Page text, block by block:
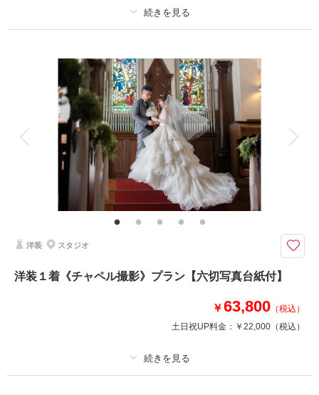
新婦衣装1着 新郎衣装1着
着付け ヘアメイク 小物一式
アルバム 1 P データ 1 カット 台紙付写真
衣装追加 会食 挙式
家族と撮影 家族用衣装レンタル ペットと撮影
その他含むもの
家族写真・出張撮影、チャペル撮影も承っております。ご相談ください。
（要別途料金）
タイパ重視で撮影をしたい方向け、衣装決め・撮影・写真セレクトが一日で
完結、事前準備ゼロでOK
事前来店無しで衣装合わせも当日対応OK。
好きなドレスとタキシードをお選びいただけます。
ご希望に合わせてスタジオ撮影、ガーデン撮影をお選びいただけます。
洋装 スタジオ
洋装１着《チャペル撮影》プラン【六切写真台紙付】
￥63,800 （税込）
土日祝UP料金： ￥22,000 （税込）